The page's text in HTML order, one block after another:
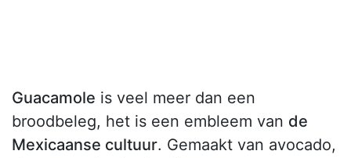
Guacamole is veel meer dan een
broodbeleg, het is een embleem van de
Mexicaanse cultuur. Gemaakt van avocado,